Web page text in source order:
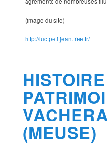
agrémenté de nombreuses
(image du site)
http://luc.petitjean.free.fr/
(MEUSE)